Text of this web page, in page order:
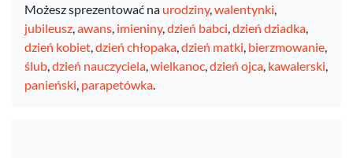
Możesz sprezentować na urodziny,walentynki,
jubileusz,awans, imieniny,dzień babci,dzień dziadka,
dzień kobiet,dzień chłopaka,dzień matki, bierzmowanie,
ślub,dzień nauczyciela,wielkanoc,dzień ojca, kawalerski,
panieński, parapetówka.